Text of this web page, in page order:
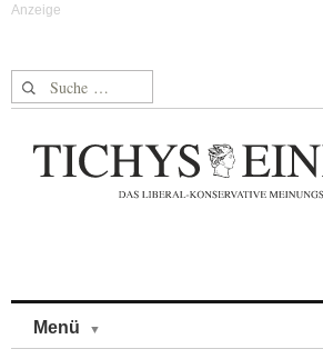
Suche nach:
Menü